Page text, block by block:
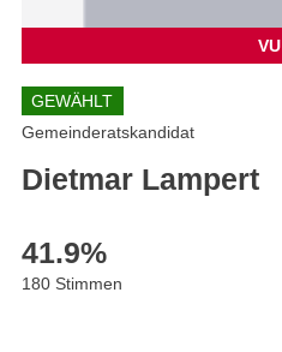
VU
GEWÄHLT
Gemeinderatskandidat
Dietmar Lampert
41.9%
180 Stimmen